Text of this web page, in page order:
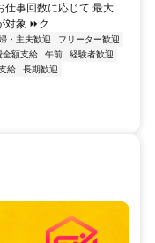
仕事回数に応じて 最大
象 ⏩ク...
・主夫歓迎
フリーター歓迎
全額支給 午前
経験者歓迎
給
長期歓迎